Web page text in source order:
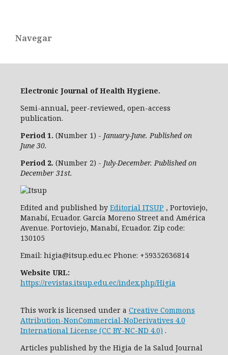
Navegar
Electronic Journal of Health Hygiene.
Semi-annual, peer-reviewed, open-access
publication.
Period 1. (Number 1) - January-June. Published on
June 30.
Period 2. (Number 2) - July-December. Published on
December 31st.
Edited and published by Editorial ITSUP , Portoviejo,
Manabí, Ecuador. García Moreno Street and América
Avenue. Portoviejo, Manabí, Ecuador. Zip code:
130105
Email: higia@itsup.edu.ec Phone: +59352636814
Website URL:
https://revistas.itsup.edu.ec/index.php/Higia
This work is licensed under a Creative Commons
Attribution-NonCommercial-NoDerivatives 4.0
International License (CC BY-NC-ND 4.0) .
Articles published by the Higia de la Salud Journal